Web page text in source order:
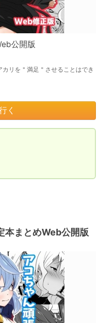
公開版
リを＂満足＂させることはでき
く
本まとめWeb公開版